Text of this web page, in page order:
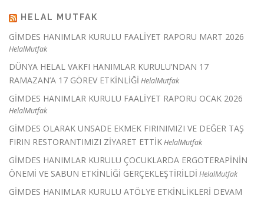
HELAL MUTFAK
GİMDES HANIMLAR KURULU FAALİYET RAPORU MART 2026
HelalMutfak
DÜNYA HELAL VAKFI HANIMLAR KURULU’NDAN 17
RAMAZAN’A 17 GÖREV ETKİNLİĞİ HelalMutfak
GİMDES HANIMLAR KURULU FAALİYET RAPORU OCAK 2026
HelalMutfak
GİMDES OLARAK UNSADE EKMEK FIRINIMIZI VE DEĞER TAŞ
FIRIN RESTORANTIMIZI ZİYARET ETTİKHelalMutfak
GİMDES HANIMLAR KURULU ÇOCUKLARDA ERGOTERAPİNİN
ÖNEMİ VE SABUN ETKİNLİĞİ GERÇEKLEŞTİRİLDİ HelalMutfak
GİMDES HANIMLAR KURULU ATÖLYE ETKİNLİKLERİ DEVAM